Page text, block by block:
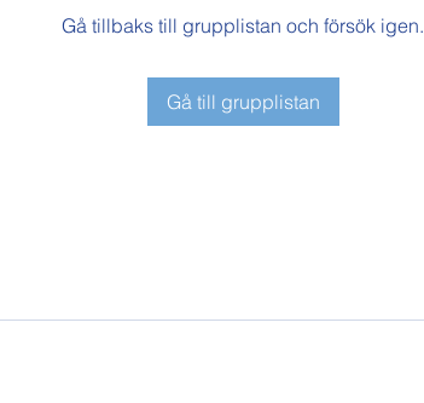
Gå tillbaks till grupplistan och försök igen.
Gå till grupplistan